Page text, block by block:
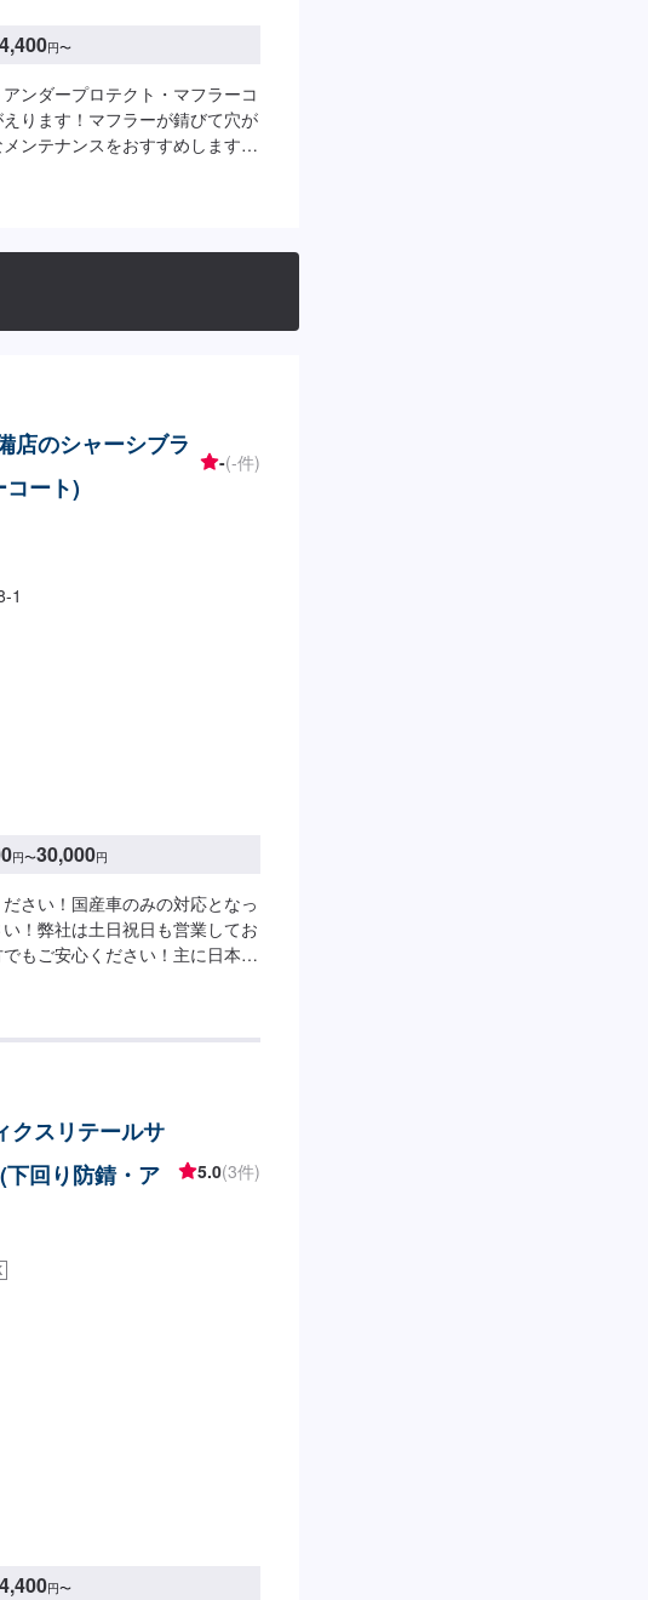
4,400円〜
ンダープロテクト・マフラーコ
ります！マフラーが錆びて穴が
ンテナンスをおすすめします。
円［＜お得＞セット価格：アン
：17,810円
店のシャーシブラ
コート)
-(-件)
1
円〜30,000円
さい！国産車のみの対応となっ
！弊社は土日祝日も営業してお
もご安心ください！主に日本車
クスリテールサ
回り防錆・ア
5.0(3件)
4,400円〜